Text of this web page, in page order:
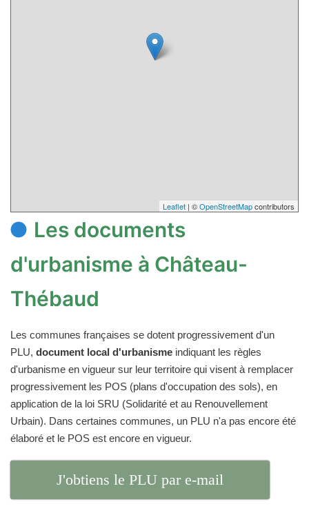
Leaflet | ©OpenStreetMapcontributors
Les documents
d'urbanisme à Château-
Thébaud
Les communes françaises se dotent progressivement d'un
PLU, document local d'urbanisme indiquant les règles
d'urbanisme en vigueur sur leur territoire qui visent à remplacer
progressivement les POS (plans d'occupation des sols), en
application de la loi SRU (Solidarité et au Renouvellement
Urbain). Dans certaines communes, un PLU n'a pas encore été
élaboré et le POS est encore en vigueur.
J'obtiens le PLU par e-mail